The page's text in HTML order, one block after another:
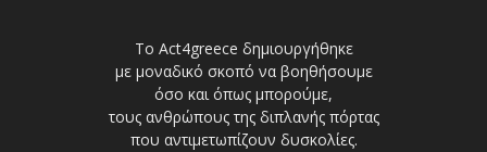
Το Act4greece δημιουργήθηκε
με μοναδικό σκοπό να βοηθήσουμε
όσο και όπως μπορούμε,
τους ανθρώπους της διπλανής πόρτας
που αντιμετωπίζουν δυσκολίες.